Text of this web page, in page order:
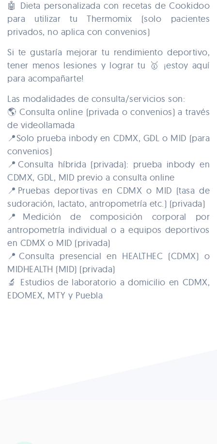
🤖 Dieta personalizada con recetas de Cookidoo
para utilizar tu Thermomix (solo pacientes
privados, no aplica con convenios)
Si te gustaría mejorar tu rendimiento deportivo,
tener menos lesiones y lograr tu 🥇 ¡estoy aquí
para acompañarte!
Las modalidades de consulta/servicios son:
🌎 Consulta online (privada o convenios) a través
de videollamada
📍Solo prueba inbody en CDMX, GDL o MID (para
convenios)
📍Consulta híbrida (privada): prueba inbody en
CDMX, GDL, MID previo a consulta online
📍Pruebas deportivas en CDMX o MID (tasa de
sudoración, lactato, antropometría etc.) (privada)
📍Medición de composición corporal por
antropometría individual o a equipos deportivos
en CDMX o MID (privada)
📍Consulta presencial en HEALTHEC (CDMX) o
MIDHEALTH (MID) (privada)
🔬 Estudios de laboratorio a domicilio en CDMX,
EDOMEX, MTY y Puebla